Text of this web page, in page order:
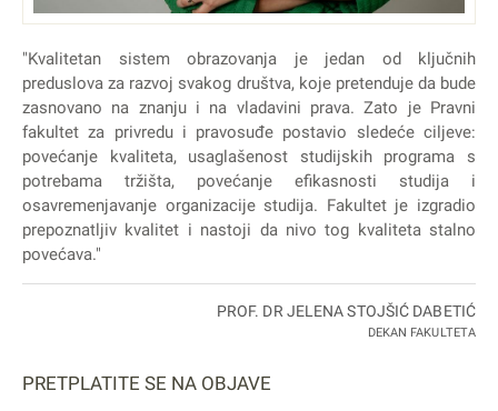
"Kvalitetan sistem obrazovanja je jedan od ključnih
preduslova za razvoj svakog društva, koje pretenduje da bude
zasnovano na znanju i na vladavini prava. Zato je Pravni
fakultet za privredu i pravosuđe postavio sledeće ciljeve:
povećanje kvaliteta, usaglašenost studijskih programa s
potrebama tržišta, povećanje efikasnosti studija i
osavremenjavanje organizacije studija. Fakultet je izgradio
prepoznatljiv kvalitet i nastoji da nivo tog kvaliteta stalno
povećava."
PROF. DR JELENA STOJŠIĆ DABETIĆ
DEKAN FAKULTETA
PRETPLATITE SE NA OBJAVE